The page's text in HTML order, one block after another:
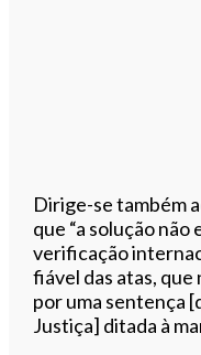
Dirige-se também
que “a solução não
verificação
fiável das atas,
por uma sentença
Justiça] ditada à